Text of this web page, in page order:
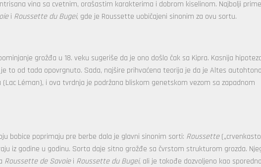
vina sa cvetnim, orašastim karakterima i dobrom kiselinom. Najbolji
i Roussette du Bugei, gde je Roussette uobičajeni sinonim za ovu sortu.
grožđa u 18. veku sugeriše da je ono došlo čak sa Kipra. Kasnija
je to od tada opovrgnuto. Sada, najšire prihvaćena teorija je da je Altes
Léman), i ova tvrdnja je podržana bliskom genetskom vezom sa zapadnom
bobice poprimaju pre berbe dala je glavni sinonim sorti: Roussette
iz godine u godinu. Sorta daje sitno grožđe sa čvrstom strukturom grozda.
Roussette de Savoiei Roussette du Bugei, ali je takođe dozvoljeno kao sporedna